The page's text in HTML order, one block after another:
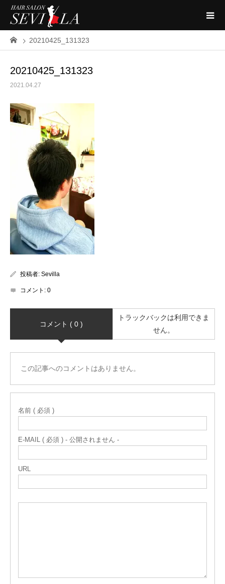
20210425_131323
20210425_131323
2021.04.27
投稿者: Sevilla
コメント: 0
コメント ( 0 )
トラックバックは利用できま
せん。
この記事へのコメントはありません。
名前 ( 必須 )
E-MAIL ( 必須 ) - 公開されません -
URL